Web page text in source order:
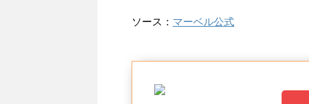
ソース： マーベル公式